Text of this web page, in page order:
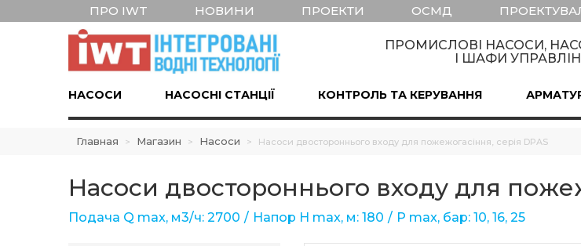
ПРО IWT НОВИНИ ПРОЕКТИ ОСМД
ПРОМИСЛОВІ НАСОСИ,
І ШАФИ
НАСОСИ НАСОСНІ СТАНЦІЇ КОНТРОЛЬ ТА КЕРУВАННЯ
Главная > Магазин > Насоси > Насоси двостороннього входу для пожежогасіння, серія DPAS
Насоси двостороннього входу для
Подача Q max, м3/ч: 2700 Напор Н max, м: 180 Р max, бар: 10, 16, 25